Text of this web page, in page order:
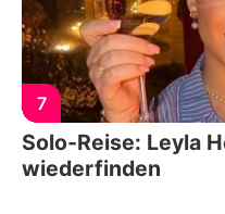
7
Solo-Reise: Leyla
wiederfinden